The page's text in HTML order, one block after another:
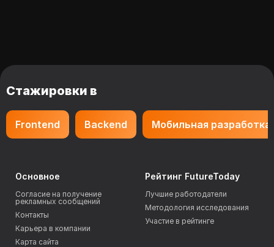
Стажировки в
Frontend Backend Мобильная разработка
Основное
Согласие на получение
рекламных сообщений
Контакты
Карьера в компании
Карта сайта
Рейтинг FutureToday
Лучшие работодатели
Методология исследования
Участие в рейтинге